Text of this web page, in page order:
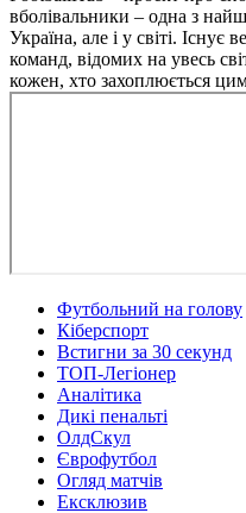
вболівальники – одна з
Україна, але і у світі. Існує
команд, відомих на увесь
кожен, хто захоплюється
Футбольний на голову
Кіберспорт
Встигни за 30 секунд
ТОП-Легіонер
Аналітика
Дикі пенальті
ОлдСкул
Єврофутбол
Огляд матчів
Ексклюзив